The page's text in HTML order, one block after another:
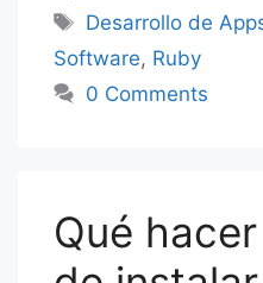
Etiquetas
Desarrollo de
Software, Ruby
0 Comments
Qué